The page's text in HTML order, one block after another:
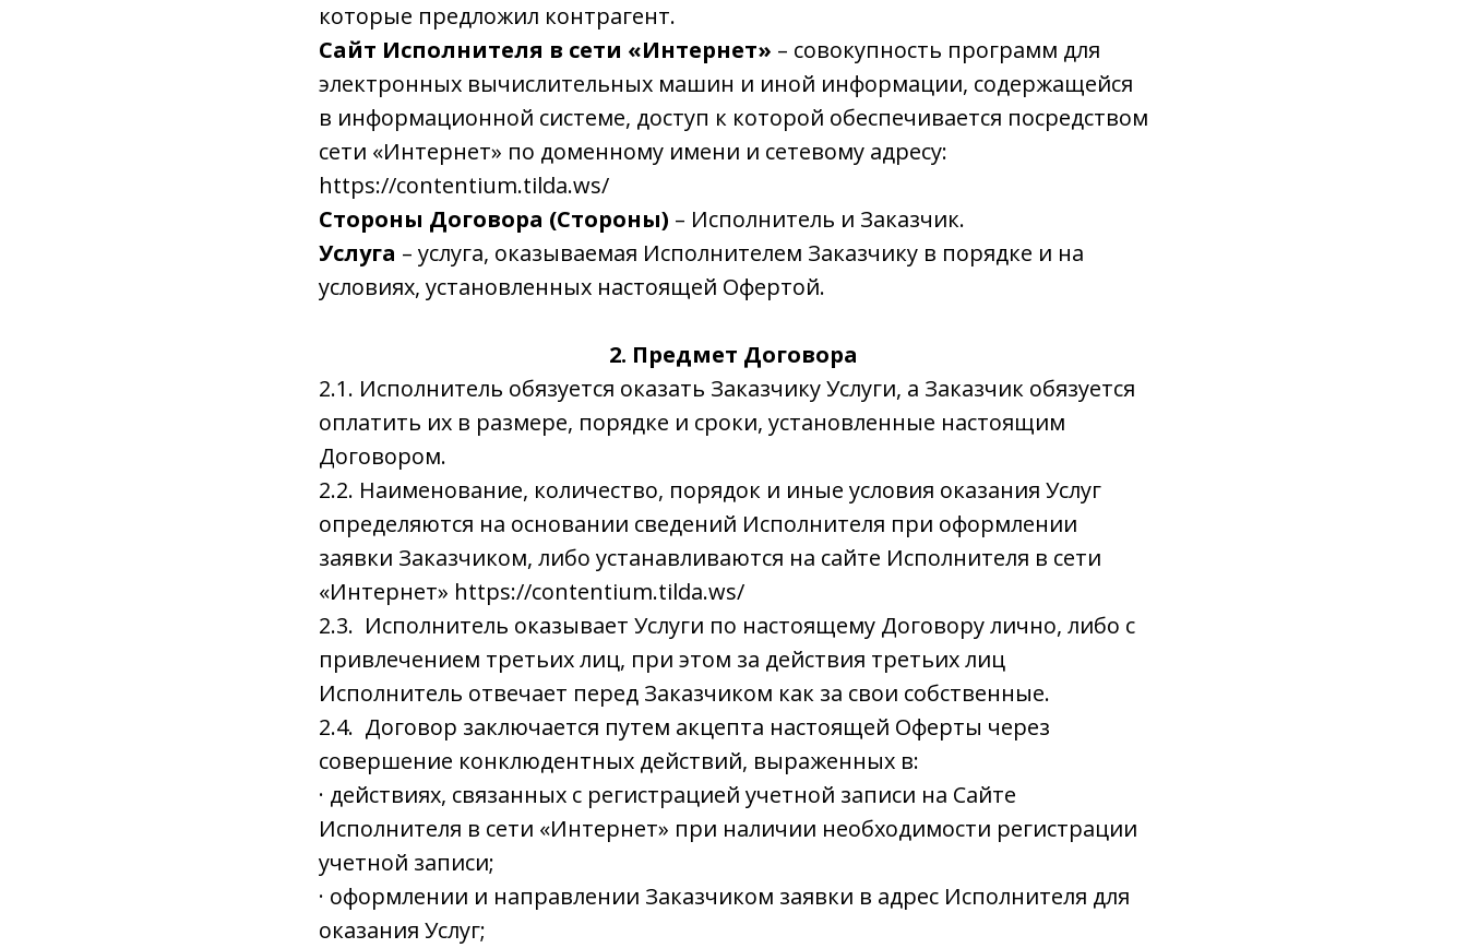
которые предложил контрагент.
Сайт Исполнителя в сети «Интернет» – совокупность программ для
электронных вычислительных машин и иной информации, содержащейся
в информационной системе, доступ к которой обеспечивается посредством
сети «Интернет» по доменному имени и сетевому адресу:
https://contentium.tilda.ws/
Стороны Договора (Стороны) – Исполнитель и Заказчик.
Услуга – услуга, оказываемая Исполнителем Заказчику в порядке и на
условиях, установленных настоящей Офертой.
2. Предмет Договора
2.1. Исполнитель обязуется оказать Заказчику Услуги, а Заказчик обязуется
оплатить их в размере, порядке и сроки, установленные настоящим
Договором.
2.2. Наименование, количество, порядок и иные условия оказания Услуг
определяются на основании сведений Исполнителя при оформлении
заявки Заказчиком, либо устанавливаются на сайте Исполнителя в сети
«Интернет» https://contentium.tilda.ws/
2.3. Исполнитель оказывает Услуги по настоящему Договору лично, либо с
привлечением третьих лиц, при этом за действия третьих лиц
Исполнитель отвечает перед Заказчиком как за свои собственные.
2.4. Договор заключается путем акцепта настоящей Оферты через
совершение конклюдентных действий, выраженных в:
· действиях, связанных с регистрацией учетной записи на Сайте
Исполнителя в сети «Интернет» при наличии необходимости регистрации
учетной записи;
· оформлении и направлении Заказчиком заявки в адрес Исполнителя для
оказания Услуг;